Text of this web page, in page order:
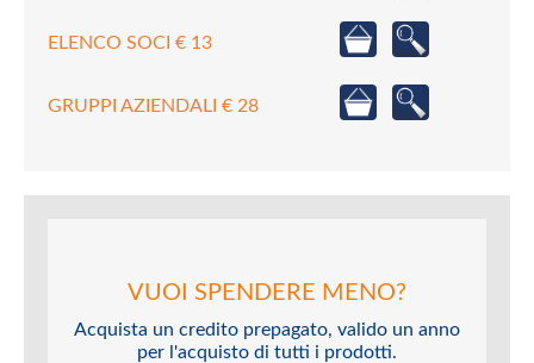
ELENCO SOCI € 13
GRUPPI AZIENDALI € 28
VUOI SPENDERE MENO?
Acquista un credito prepagato, valido un anno
per l'acquisto di tutti i prodotti.